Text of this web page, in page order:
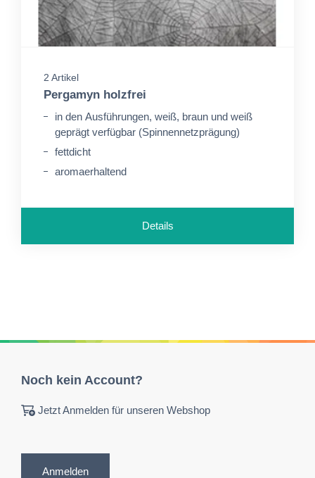
2 Artikel
Pergamyn holzfrei
in den Ausführungen, weiß, braun und weiß
geprägt verfügbar (Spinnennetzprägung)
fettdicht
aromaerhaltend
Details
Noch kein Account?
Jetzt Anmelden für unseren Webshop
Anmelden